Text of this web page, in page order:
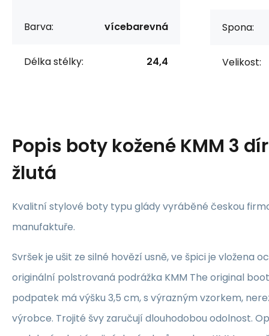
Barva: vícebarevná
Délka stélky: 24,4
Spona:
Velikost:
Popis boty kožené KMM 3
žlutá
Kvalitní stylové boty typu glády vyráběné českou
manufaktuře.
Svršek je ušit ze silné hovězí usně, ve špici je vložena
originální polstrovaná podrážka KMM The original
podpatek má výšku 3,5 cm, s výrazným vzorkem,
výrobce. Trojité švy zaručují dlouhodobou odolnost.